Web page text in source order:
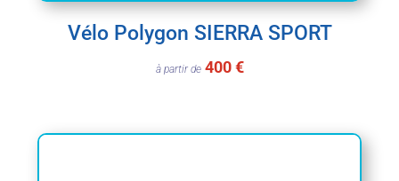
Vélo Polygon SIERRA SPORT
à partir de 400 €